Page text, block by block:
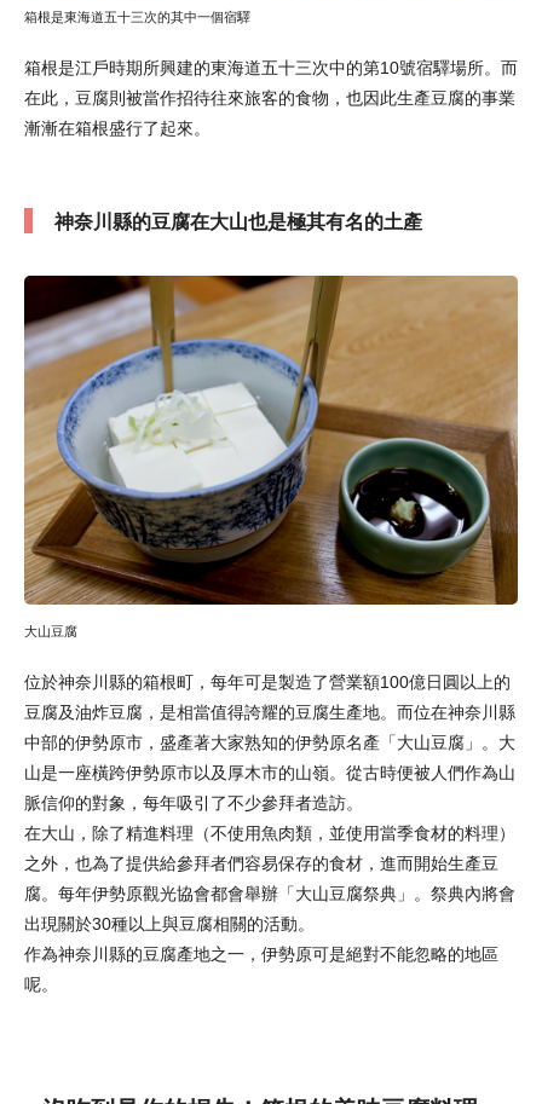
箱根是東海道五十三次的其中一個宿驛
箱根是江戶時期所興建的東海道五十三次中的第10號宿驛場所。而
在此，豆腐則被當作招待往來旅客的食物，也因此生產豆腐的事業
漸漸在箱根盛行了起來。
神奈川縣的豆腐在大山也是極其有名的土產
大山豆腐
位於神奈川縣的箱根町，每年可是製造了營業額100億日圓以上的
豆腐及油炸豆腐，是相當值得誇耀的豆腐生產地。而位在神奈川縣
中部的伊勢原市，盛產著大家熟知的伊勢原名產「大山豆腐」。大
山是一座橫跨伊勢原市以及厚木市的山嶺。從古時便被人們作為山
脈信仰的對象，每年吸引了不少參拜者造訪。
在大山，除了精進料理（不使用魚肉類，並使用當季食材的料理）
之外，也為了提供給參拜者們容易保存的食材，進而開始生產豆
腐。每年伊勢原觀光協會都會舉辦「大山豆腐祭典」。祭典內將會
出現關於30種以上與豆腐相關的活動。
作為神奈川縣的豆腐產地之一，伊勢原可是絕對不能忽略的地區
呢。